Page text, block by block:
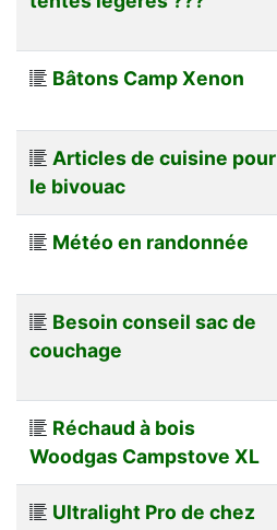
Bâtons Camp Xenon
Articles de cuisine pour
le bivouac
Météo en randonnée
Besoin conseil sac de
couchage
Réchaud à bois
Woodgas Campstove XL
Ultralight Pro de chez